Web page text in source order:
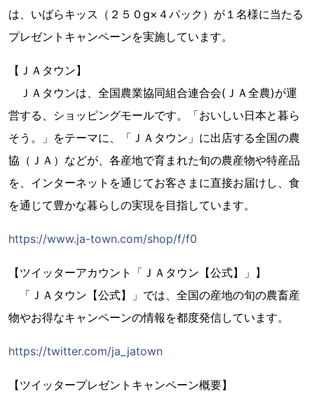
は、いばらキッス（２５０g×４パック）が１名様に当たる
プレゼントキャンペーンを実施しています。
【ＪＡタウン】
ＪＡタウンは、全国農業協同組合連合会(ＪＡ全農)が運
営する、ショッピングモールです。「おいしい日本と暮ら
そう。」をテーマに、「ＪＡタウン」に出店する全国の農
協（ＪＡ）などが、各産地で育まれた旬の農産物や特産品
を、インターネットを通じてお客さまに直接お届けし、食
を通じて豊かな暮らしの実現を目指しています。
https://www.ja-town.com/shop/f/f0
【ツイッターアカウント「ＪＡタウン【公式】」】
「ＪＡタウン【公式】」では、全国の産地の旬の農畜産
物やお得なキャンペーンの情報を都度発信しています。
https://twitter.com/ja_jatown
【ツイッタープレゼントキャンペーン概要】